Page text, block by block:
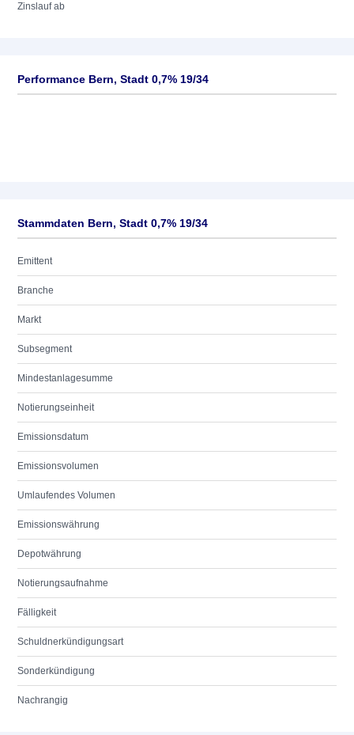
Zinslauf ab
Performance Bern, Stadt 0,7% 19/34
Stammdaten Bern, Stadt 0,7% 19/34
Emittent
Branche
Markt
Subsegment
Mindestanlagesumme
Notierungseinheit
Emissionsdatum
Emissionsvolumen
Umlaufendes Volumen
Emissionswährung
Depotwährung
Notierungsaufnahme
Fälligkeit
Schuldnerkündigungsart
Sonderkündigung
Nachrangig